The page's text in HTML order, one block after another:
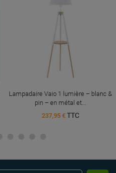
Lampadaire Vaio 1 lumière – blanc &
pin – en métal et...
237,95 € TTC